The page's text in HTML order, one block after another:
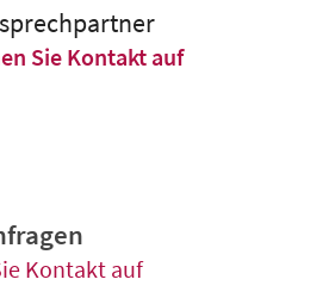
Sie Kontakt auf
Kontakt auf